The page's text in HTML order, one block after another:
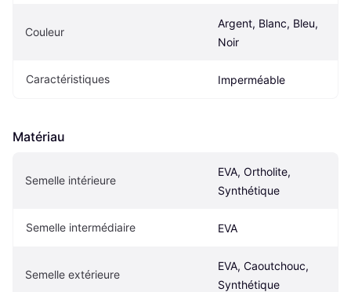
Couleur
Argent, Blanc, Bleu,
Noir
Caractéristiques Imperméable
Matériau
Semelle intérieure
EVA, Ortholite,
Synthétique
Semelle intermédiaire EVA
Semelle extérieure
EVA, Caoutchouc,
Synthétique